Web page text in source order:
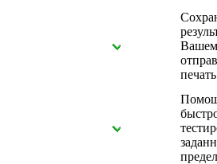
печать